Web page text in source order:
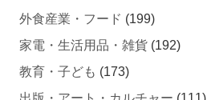
外食産業・フード (199)
家電・生活用品・雑貨 (192)
教育・子ども (173)